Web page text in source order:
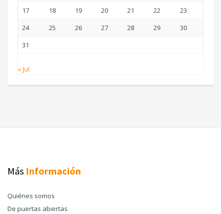
17
18 19 20 21 22
23
24
25 26 27 28 29
30
31
« Jul
Más Información
Quiénes somos
De puertas abiertas